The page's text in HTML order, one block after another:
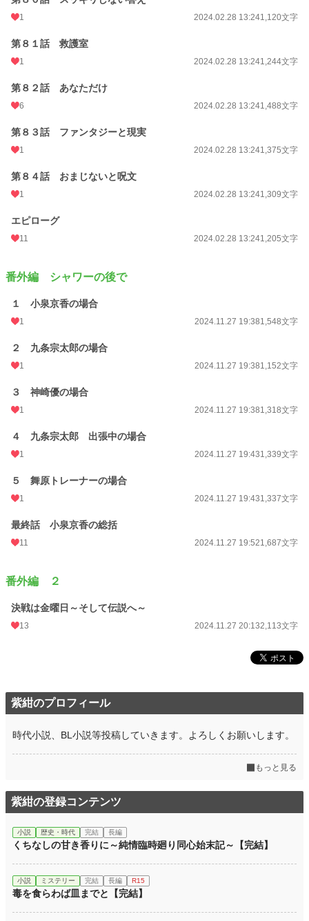
1 2024.02.28 13:241,120文字
第８１話 救護室
1 2024.02.28 13:241,244文字
第８２話 あなただけ
6 2024.02.28 13:241,488文字
第８３話 ファンタジーと現実
1 2024.02.28 13:241,375文字
第８４話 おまじないと呪文
1 2024.02.28 13:241,309文字
エピローグ
11 2024.02.28 13:241,205文字
番外編 シャワーの後で
１ 小泉京香の場合
1 2024.11.27 19:381,548文字
２ 九条宗太郎の場合
1 2024.11.27 19:381,152文字
３ 神崎優の場合
1 2024.11.27 19:381,318文字
４ 九条宗太郎 出張中の場合
1 2024.11.27 19:431,339文字
５ 舞原トレーナーの場合
1 2024.11.27 19:431,337文字
最終話 小泉京香の総括
11 2024.11.27 19:521,687文字
番外編 ２
決戦は金曜日～そして伝説へ～
13 2024.11.27 20:132,113文字
紫紺のプロフィール
時代小説、BL小説等投稿していきます。よろしくお願いします。
もっと見る
紫紺の登録コンテンツ
小説 歴史・時代 完結 長編
くちなしの甘き香りに～純情臨時廻り同心始末記～【完結】
小説 ミステリー 完結 長編 R15
毒を食らわば皿までと【完結】